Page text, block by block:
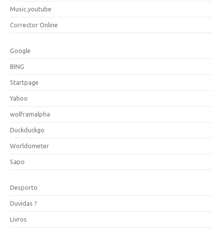
Music.youtube
Corrector Online
Google
BING
Startpage
Yahoo
wolframalpha
Duckduckgo
Worldometer
Sapo
Desporto
Duvidas ?
Livros